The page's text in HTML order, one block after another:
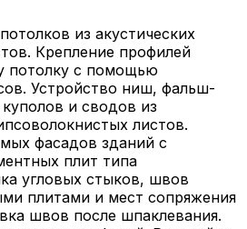
из акустических
Крепление профилей
потолку с помощью
Устройство ниш, фальш-
и сводов из
листов.
фасадов зданий с
плит типа
угловых стыков, швов
плитами и мест сопряжения
швов после шпаклевания.